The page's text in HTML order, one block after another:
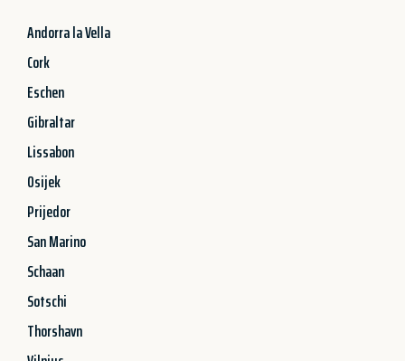
Andorra la Vella
Cork
Eschen
Gibraltar
Lissabon
Osijek
Prijedor
San Marino
Schaan
Sotschi
Thorshavn